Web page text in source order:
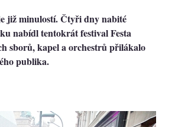
již minulostí. Čtyři dny nabité
nabídl tentokrát festival Festa
sborů, kapel a orchestrů přilákalo
publika.